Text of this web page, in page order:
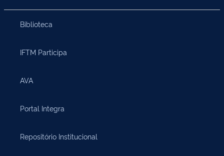
Biblioteca
IFTM Participa
AVA
Portal Integra
Repositório Institucional